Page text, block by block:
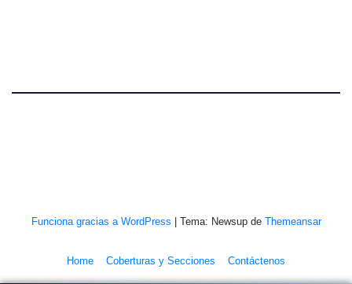
Funciona gracias a WordPress Tema: Newsup de Themeansar
Home Coberturas y Secciones Contáctenos